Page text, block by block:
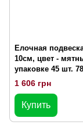
Елочная
10см, цвет -
упаковке 45 шт.
1 606 грн
Купить